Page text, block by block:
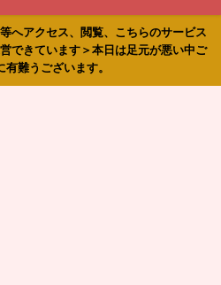
へアクセス、閲覧、こちらのサービス
できています＞本日は足元が悪い中ご
有難うございます。